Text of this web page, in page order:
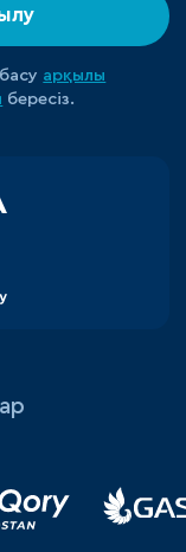
арқылы
бересіз.